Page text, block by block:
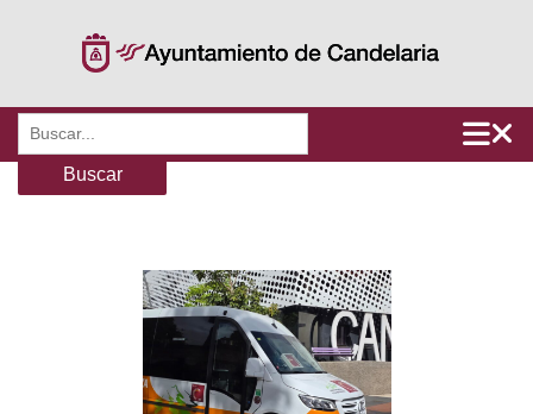
Buscar: